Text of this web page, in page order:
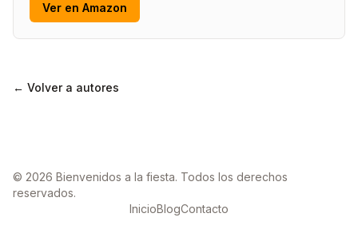
Ver en Amazon
← Volver a autores
© 2026 Bienvenidos a la fiesta. Todos los derechos
reservados.
InicioBlogContacto